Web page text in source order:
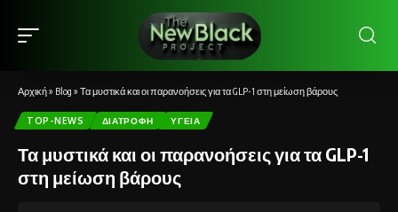
Αρχική» Blog » Τα μυστικά και οι παρανοήσεις για τα GLP-1 στη μείωση βάρους
TOP-NEWS ΔΙΑΤΡΟΦΉ ΥΓΕΊΑ
Τα μυστικά και οι παρανοήσεις για τα GLP-1
στη μείωση βάρους